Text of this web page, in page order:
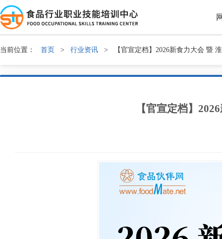
当前位置： 首页 > 行业资讯 > 【官宣定档】2026新食力大会 暨
【官宣定档】